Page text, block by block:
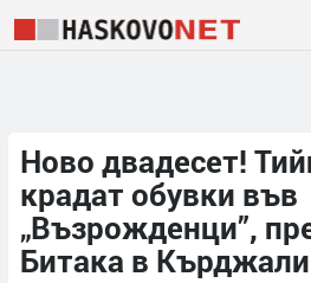
Ново двадесет!
крадат обувки във
„Възрожденци”,
Битака в Кърджали